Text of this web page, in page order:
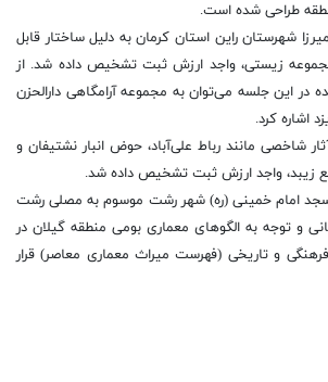
طراحی شده است.
شهرستان راین استان کرمان به دلیل ساختار قابل
زیستی، واجد ارزش ثبت تشخیص داده شد. از
این جلسه می‌توان به مجموعه آرامگاهی دارالحزن
اشاره کرد.
شاخصی مانند رباط علی‌آباد، حوض انبار نشتیفان و
واجد ارزش ثبت تشخیص داده شد.
امام خمینی (ره) شهر رشت موسوم به مصلی رشت
و توجه به الگو‌های معماری بومی منطقه گیلان در
و تاریخی (فهرست میراث معماری معاصر) قرار